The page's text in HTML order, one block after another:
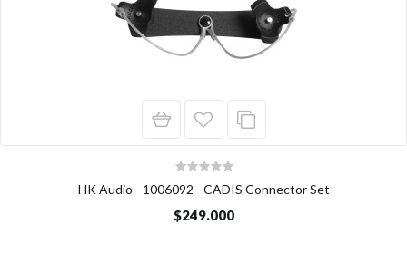
HK Audio - 1006092 - CADIS Connector Set
$249.000